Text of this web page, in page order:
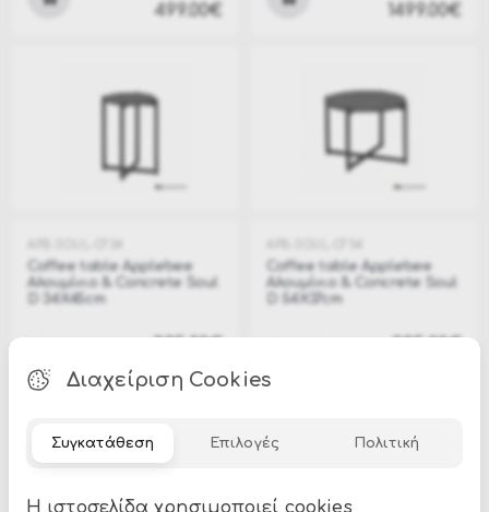
499.00€ 1499.00€
Coffee table Applebee
Αλουμίνιο & Concrete Soul
D 34X45cm
Coffee table Applebee
Αλουμίνιο & Concrete Soul
D 54X37cm
Διαχείριση Cookies
Συγκατάθεση Επιλογές Πολιτική
Η ιστοσελίδα χρησιμοποιεί cookies